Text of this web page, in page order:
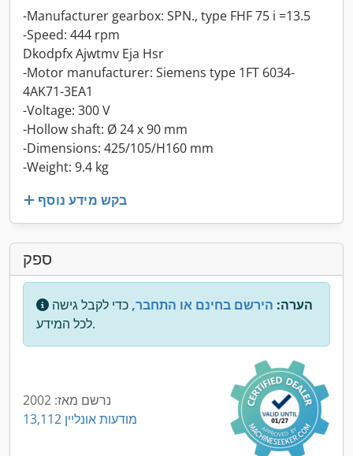
-Manufacturer gearbox: SPN., type FHF 75 i =13.5
-Speed: 444 rpm
Dkodpfx Ajwtmv Eja Hsr
-Motor manufacturer: Siemens type 1FT 6034-
4AK71-3EA1
-Voltage: 300 V
-Hollow shaft: Ø 24 x 90 mm
-Dimensions: 425/105/H160 mm
-Weight: 9.4 kg
בקש מידע נוסף
ספק
הערה: הירשם בחינם או התחבר, כדי לקבל גישה
לכל המידע.
נרשם מאז: 2002
13,112 מודעות אונליין